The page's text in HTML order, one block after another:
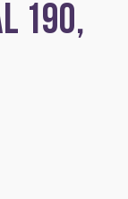
190,